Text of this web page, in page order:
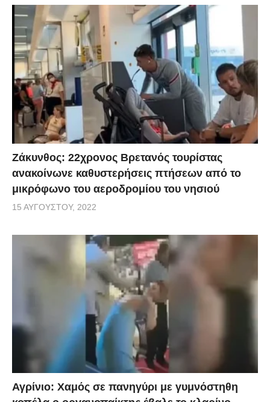
Ζάκυνθος: 22χρονος Βρετανός τουρίστας
ανακοίνωνε καθυστερήσεις πτήσεων από το
μικρόφωνο του αεροδρομίου του νησιού
15 ΑΥΓΟΎΣΤΟΥ, 2022
Αγρίνιο: Χαμός σε πανηγύρι με γυμνόστηθη